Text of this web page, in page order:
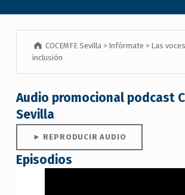
COCEMFE Sevilla > Infórmate > Las
inclusión
Audio promocional podcast
Sevilla
► REPRODUCIR AUDIO
Episodios